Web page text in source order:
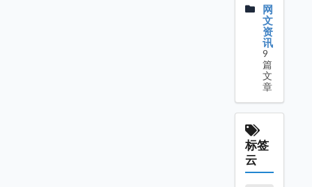
网
文
资
讯
9
篇
文
章
标签
云